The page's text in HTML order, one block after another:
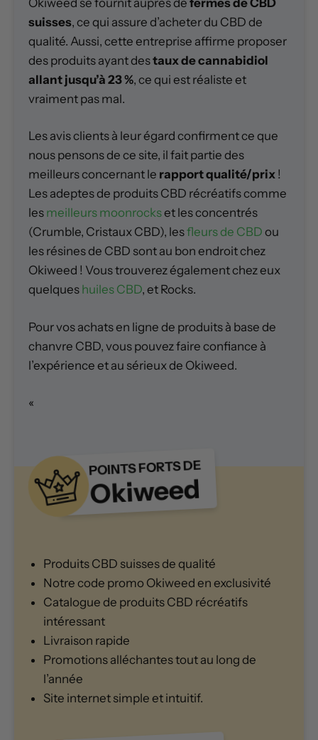
suisses, ce qui assure d’acheter du CBD de
qualité. Aussi, cette entreprise affirme proposer
des produits ayant destaux de cannabidiol
allant jusqu’à 23 %, ce qui est réaliste et
vraiment pas mal.
Les avis clients à leur égard confirment ce que
nous pensons de ce site, il fait partie des
meilleurs concernant le rapport qualité/prix !
Les adeptes de produits CBD récréatifs comme
les meilleurs moonrockset les concentrés
(Crumble, Cristaux CBD), lesfleurs de CBD ou
les résines de CBD sont au bon endroit chez
Okiweed ! Vous trouverez également chez eux
quelques huiles CBD, et Rocks.
Pour vos achats en ligne de produits à base de
chanvre CBD, vous pouvez faire confiance à
l’expérience et au sérieux de Okiweed.
«
POINTS FORTS DE
Okiweed
Produits CBD suisses de qualité
Notre code promo Okiweed en exclusivité
Catalogue de produits CBD récréatifs
intéressant
Livraison rapide
Promotions alléchantes tout au long de
l’année
Site internet simple et intuitif.